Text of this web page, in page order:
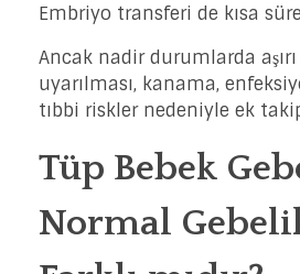
Embriyo transferi de kısa
Ancak nadir durumlarda
uyarılması, kanama,
tıbbi riskler nedeniyle ek
Tüp Bebek
Normal